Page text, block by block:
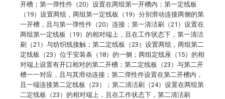
开槽；第一弹性件（20）设置在两组第一开槽内；第一定线板
（19）设置两组，两组第一定线板（19）分别滑动连接两侧的第
一开槽，且与第一弹性件（20）连接；第一清洁刷（21）设置在
两组第一定线板（19）的相对端上，且在工作状态下，第一清洁
刷（21）与纺织线接触；第二定线板（23）设置两组，两组第二
定线板（23）位于安装条（18）的一侧；两组定线座（15）的相
对端上设置有开口相对的第二开槽；第二定线板（23）与第二开
槽一一对应，且与其滑动连接；第二弹性件设置在第二开槽内，
且一端连接第二定线板（23）；第二清洁刷（24）设置在两组第
二定线板（23）的相对端上，且在工作状态下，第二清洁刷